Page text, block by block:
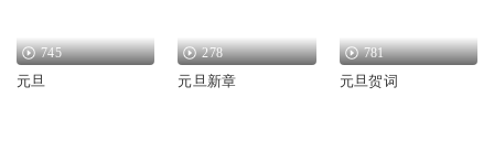
745
元旦
278
元旦新章
781
元旦贺词